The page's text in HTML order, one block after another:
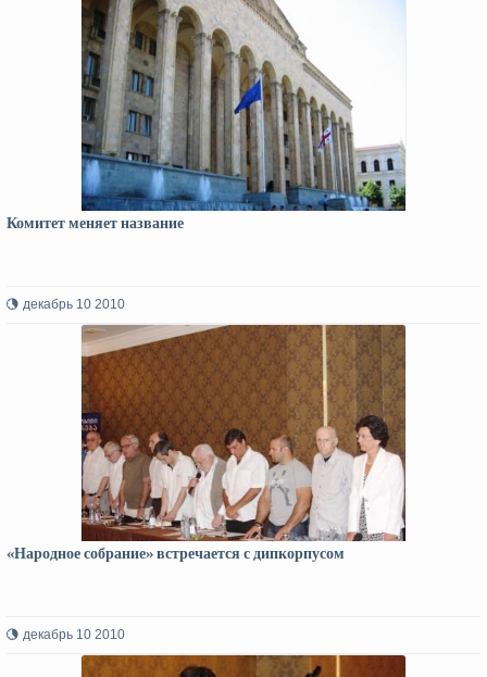
Комитет меняет название
декабрь 10 2010
«Народное собрание» встречается с дипкорпусом
декабрь 10 2010